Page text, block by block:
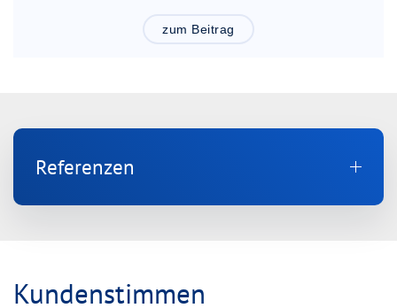
zum Beitrag
Referenzen
Kundenstimmen